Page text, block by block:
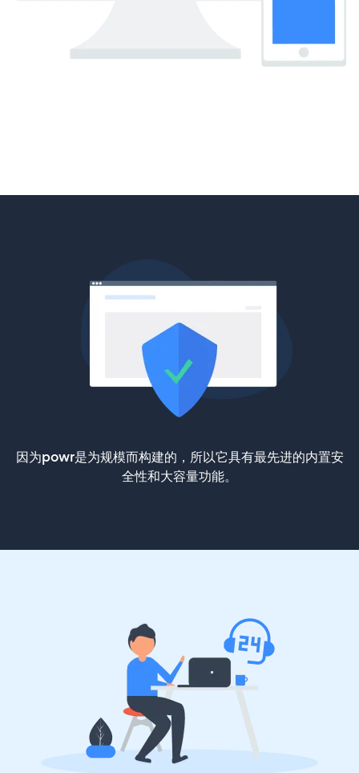
因为powr是为规模而构建的，所以它具有最先进的内置安
全性和大容量功能。